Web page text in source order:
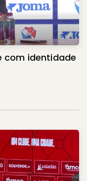
com identidade